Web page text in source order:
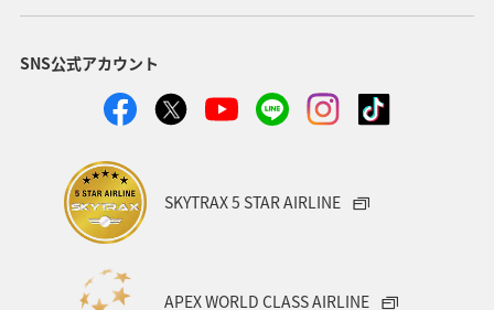
九州地方 マアジ 大分県 八丈島
イシダイ タチウオ
西表島 東北地方 宮城県
和歌山県
佐賀県 ANAグルメマイル
沖縄県
SNS公式アカウント
SKYTRAX 5 STAR AIRLINE
APEX WORLD CLASS AIRLINE